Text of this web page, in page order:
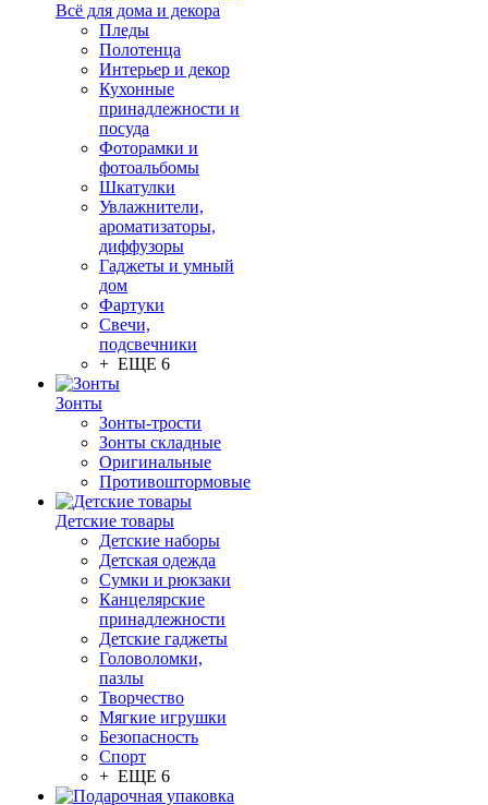
Всё для дома и декора
Пледы
Полотенца
Интерьер и декор
Кухонные
принадлежности и
посуда
Фоторамки и
фотоальбомы
Шкатулки
Увлажнители,
ароматизаторы,
диффузоры
Гаджеты и умный
дом
Фартуки
Свечи,
подсвечники
+ ЕЩЕ 6
Зонты
Зонты-трости
Зонты складные
Оригинальные
Противоштормовые
Детские товары
Детские наборы
Детская одежда
Сумки и рюкзаки
Канцелярские
принадлежности
Детские гаджеты
Головоломки,
пазлы
Творчество
Мягкие игрушки
Безопасность
Спорт
+ ЕЩЕ 6